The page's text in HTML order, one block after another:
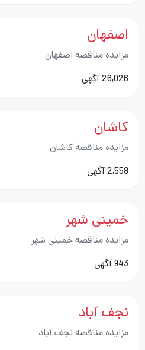
اصفهان
مزایده مناقصه اصفهان
26,026 آگهی
کاشان
مزایده مناقصه کاشان
2,558 آگهی
خمینی شهر
مزایده مناقصه خمینی شهر
943 آگهی
نجف آباد
مزایده مناقصه نجف آباد